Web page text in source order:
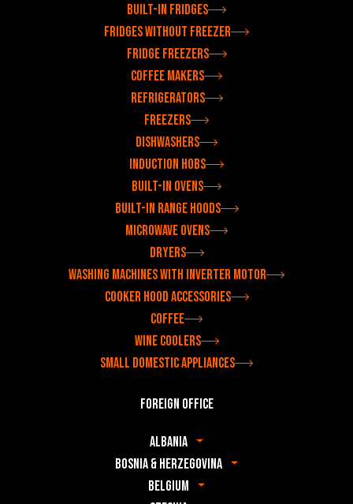
Built-in fridges
Fridges without freezer
Fridge freezers
Coffee makers
Refrigerators
Freezers
Dishwashers
Induction hobs
Built-in ovens
Built-in range hoods
Microwave ovens
Dryers
Washing machines with inverter motor
Cooker hood accessories
Coffee
Wine coolers
Small domestic appliances
Foreign office
Albania
Bosnia & Herzegovina
Belgium